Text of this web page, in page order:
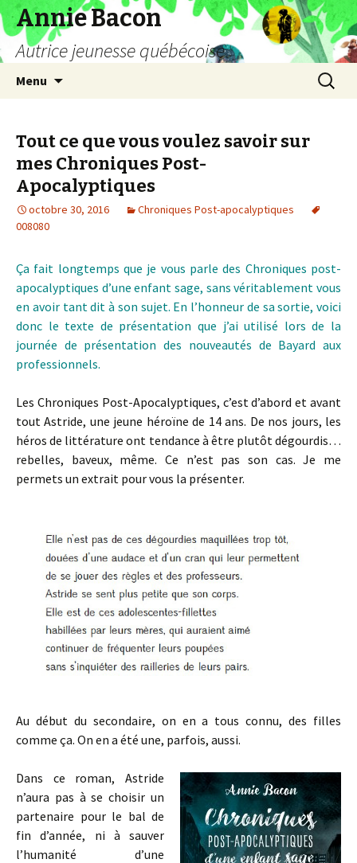
Annie Bacon
Autrice jeunesse québécoise
Menu
Tout ce que vous voulez savoir sur
mes Chroniques Post-
Apocalyptiques
octobre 30, 2016
Chroniques Post-apocalyptiques
008080
Ça fait longtemps que je vous parle des Chroniques post-
apocalyptiques d’une enfant sage, sans véritablement vous
en avoir tant dit à son sujet. En l’honneur de sa sortie, voici
donc le texte de présentation que j’ai utilisé lors de la
journée de présentation des nouveautés de Bayard aux
professionnels.
Les Chroniques Post-Apocalyptiques, c’est d’abord et avant
tout Astride, une jeune héroïne de 14 ans. De nos jours, les
héros de littérature ont tendance à être plutôt dégourdis…
rebelles, baveux, même. Ce n’est pas son cas. Je me
permets un extrait pour vous la présenter.
Au début du secondaire, on en a tous connu, des filles
comme ça. On en a été une, parfois, aussi.
Dans ce roman, Astride
n’aura pas à se choisir un
partenaire pour le bal de
fin d’année, ni à sauver
l’humanité d’une